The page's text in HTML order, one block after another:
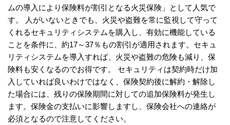
ムの導入により保険料が割引となる火災保険」として人気で
す。 人がいないときでも、火災や盗難を常に監視して守って
くれるセキュリティシステムを購入し、有効に機能している
ことを条件に、約17～37％もの割引が適用されます。セキュ
リティシステムを導入すれば、火災や盗難の危険も減り、保
険料も安くなるのでお得です。 セキュリティは契約時だけ加
入していれば良いわけではなく、保険契約後に解約・解除し
た場合には、残りの保険期間に対しての追加保険料が発生し
ます。保険金の支払いに影響しますし、保険会社への連絡が
必須となるので注意してください。